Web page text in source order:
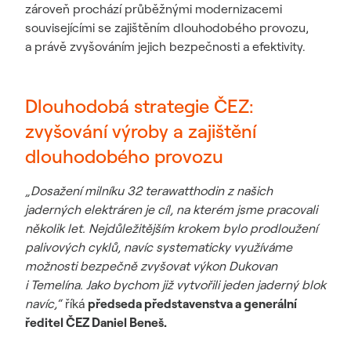
zároveň prochází průběžnými modernizacemi
souvisejícími se zajištěním dlouhodobého provozu,
a právě zvyšováním jejich bezpečnosti a efektivity.
Dlouhodobá strategie ČEZ:
zvyšování výroby a zajištění
dlouhodobého provozu
„Dosažení milníku 32 terawatthodin z našich
jaderných elektráren je cíl, na kterém jsme pracovali
několik let. Nejdůležitějším krokem bylo prodloužení
palivových cyklů, navíc systematicky využíváme
možnosti bezpečně zvyšovat výkon Dukovan
i Temelína. Jako bychom již vytvořili jeden jaderný blok
navíc,“říká předseda představenstva a generální
ředitel ČEZ Daniel Beneš.